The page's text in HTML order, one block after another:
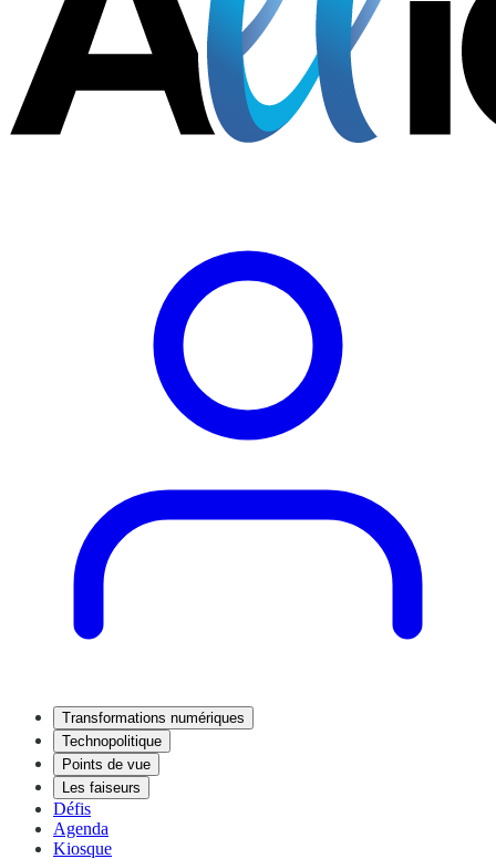
Transformations numériques
Technopolitique
Points de vue
Les faiseurs
Défis
Agenda
Kiosque